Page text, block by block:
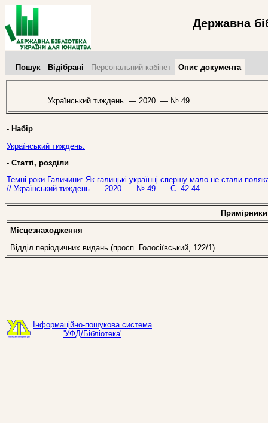
Державна
Пошук Відібрані Персональний кабінет Опис документа
Український тиждень. — 2020. — № 49.
- Набір
Український тиждень.
- Статті, розділи
Темні роки Галичини: Як галицькі українці спершу мало не стали
// Український тиждень. — 2020. — № 49. — С. 42-44.
Примірники
Місцезнаходження
Відділ періодичних видань (просп. Голосіївський, 122/1)
Інформаційно-пошукова система
'УФД/Бібліотека'